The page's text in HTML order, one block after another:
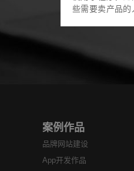
些需要卖产品的
好了小程序了以
案例作品
品牌网站建设
App开发作品